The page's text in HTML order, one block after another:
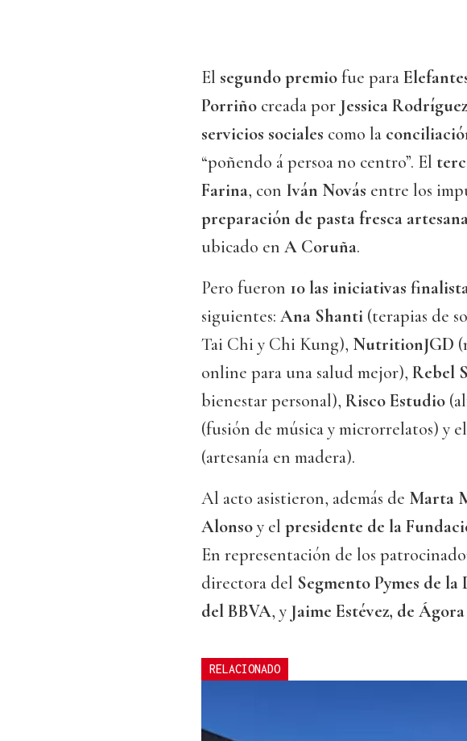
El segundo premiofue para
Porriño creada por Jessica
servicios sociales como la
“poñendo á persoa no centro”. El
Farina, con Iván Novás entre los
preparación de pasta fresca
ubicado en A Coruña.
Pero fueron 10 las iniciativas
siguientes: Ana Shanti (terapias de
Tai Chi y Chi Kung), NutritionJGD
online para una salud mejor), Rebel
bienestar personal), Risco Estudio
(fusión de música y microrrelatos) y
(artesanía en madera).
Al acto asistieron, además de Marta
Alonsoy el presidente de la
En representación de los
directora del Segmento Pymes de
del BBVA, y Jaime Estévez, de
RELACIONADO